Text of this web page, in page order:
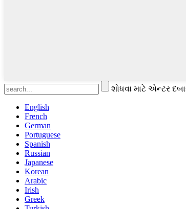
શોધવા માટે એન્ટર
English
French
German
Portuguese
Spanish
Russian
Japanese
Korean
Arabic
Irish
Greek